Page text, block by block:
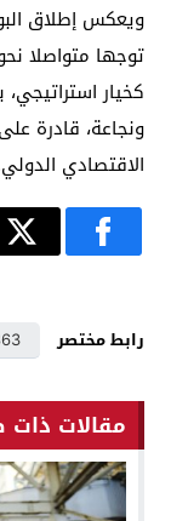
ويعكس إطلاق
توجها متواصلا
كخيار
ونجاعة، قادرة
الاقتصادي
رابط مختصر
مقالات ذات